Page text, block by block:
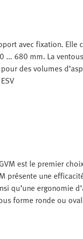
avec fixation.
680 mm. La
des volumes
est le premier
présente une
qu’une ergonomie
forme ronde ou